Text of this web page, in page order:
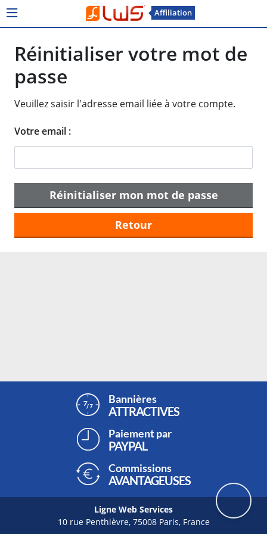
Affiliation
Réinitialiser votre mot de
passe
Veuillez saisir l'adresse email liée à votre compte.
Votre email :
Retour
Réinitialiser mon mot de passe
Bannières
ATTRACTIVES
Paiement par
PAYPAL
Commissions
AVANTAGEUSES
Ligne Web Services
10 rue Penthièvre, 75008 Paris, France